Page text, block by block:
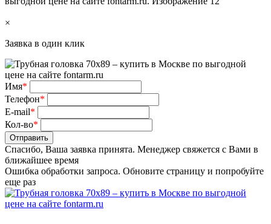
×
Заявка в один клик
Имя*
Телефон*
E-mail*
Кол-во*
Отправить
Спасибо, Ваша заявка принята. Менеджер свяжется с Вами в
ближайшее время
Ошибка обработки запроса. Обновите страницу и попробуйте
еще раз